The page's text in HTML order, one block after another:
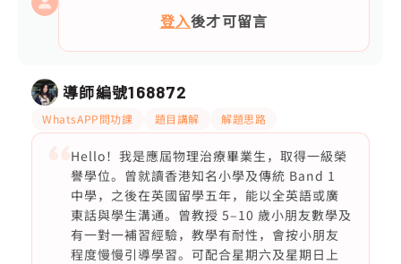
登入後才可留言
導師編號168872
WhatsAPP問功課 題目講解 解題思路
Hello！我是應屆物理治療畢業生，取得一級榮
譽學位。曾就讀香港知名小學及傳統 Band 1
中學，之後在英國留學五年，能以全英語或廣
東話與學生溝通。曾教授 5–10 歲小朋友數學及
有一對一補習經驗，教學有耐性，會按小朋友
程度慢慢引導學習。可配合星期六及星期日上